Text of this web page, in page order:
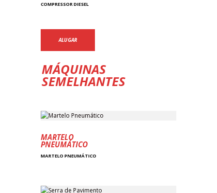
COMPRESSOR DIESEL
ALUGAR
MÁQUINAS
SEMELHANTES
MARTELO
PNEUMÁTICO
MARTELO PNEUMÁTICO